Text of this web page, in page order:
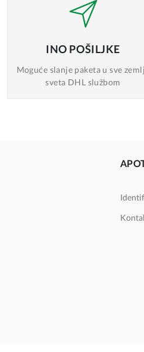
INO POŠILJKE
Moguće slanje paketa u sve
sveta DHL službom